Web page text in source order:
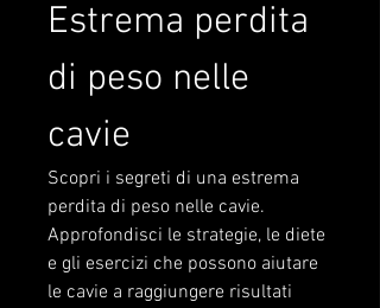
Estrema perdita
di peso nelle
cavie
Scopri i segreti di una estrema
perdita di peso nelle cavie.
Approfondisci le strategie, le diete
e gli esercizi che possono aiutare
le cavie a raggiungere risultati